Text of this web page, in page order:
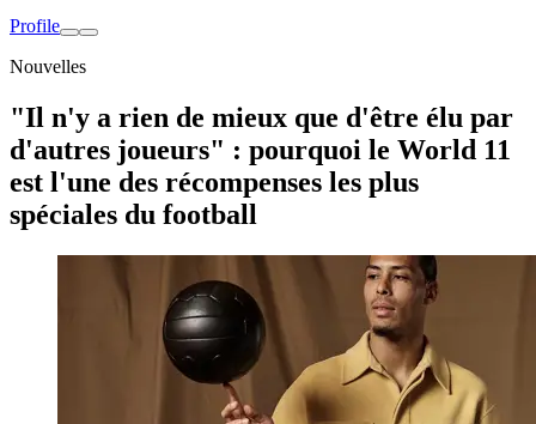
Profile
Nouvelles
"Il n'y a rien de mieux que d'être élu par
d'autres joueurs" : pourquoi le World 11
est l'une des récompenses les plus
spéciales du football